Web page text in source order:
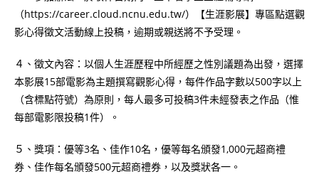
（https://career.cloud.ncnu.edu.tw/）【生涯影展】專區點選觀
影心得徵文活動線上投稿，逾期或親送將不予受理。
４、徵文內容：以個人生涯歷程中所經歷之性別議題為出發，選擇
本影展15部電影為主題撰寫觀影心得，每件作品字數以500字以上
（含標點符號）為原則，每人最多可投稿3件未經發表之作品（惟
每部電影限投稿1件）。
５、獎項：優等3名、佳作10名，優等每名頒發1,000元超商禮
券、佳作每名頒發500元超商禮券，以及獎狀各一。